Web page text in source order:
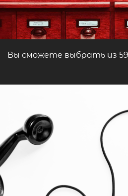
Вы сможете выбрать из